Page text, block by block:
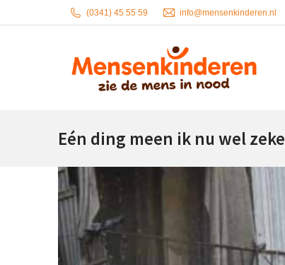
(0341) 45 55 59 info@mensenkinderen.nl
Eén ding meen ik nu wel